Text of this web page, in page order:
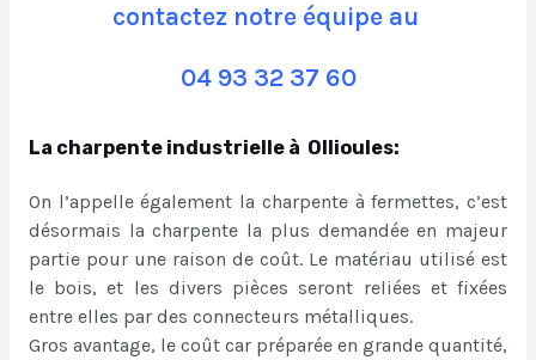
contactez notre équipe au
04 93 32 37 60
La charpente industrielle à Ollioules:
On l’appelle également la charpente à fermettes, c’est
désormais la charpente la plus demandée en majeur
partie pour une raison de coût. Le matériau utilisé est
le bois, et les divers pièces seront reliées et fixées
entre elles par des connecteurs métalliques.
Gros avantage, le coût car préparée en grande quantité,